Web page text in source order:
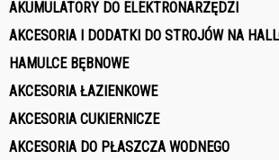
AKUMULATORY DO ELEKTRONARZĘDZI
AKCESORIA I DODATKI DO STROJÓW NA
HAMULCE BĘBNOWE
AKCESORIA ŁAZIENKOWE
AKCESORIA CUKIERNICZE
AKCESORIA DO PŁASZCZA WODNEGO